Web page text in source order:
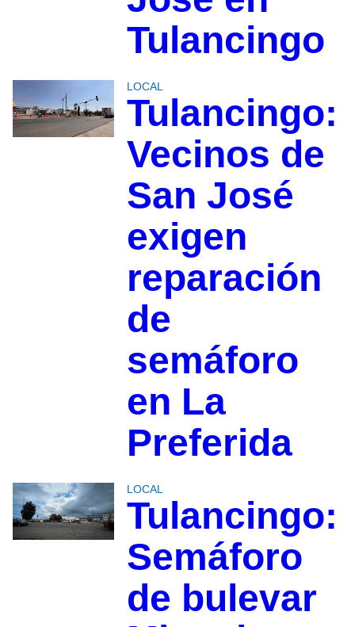
Tulancingo
LOCAL
Tulancingo:
Vecinos de
San José
exigen
reparación
de
semáforo
en La
Preferida
LOCAL
Tulancingo:
Semáforo
de bulevar